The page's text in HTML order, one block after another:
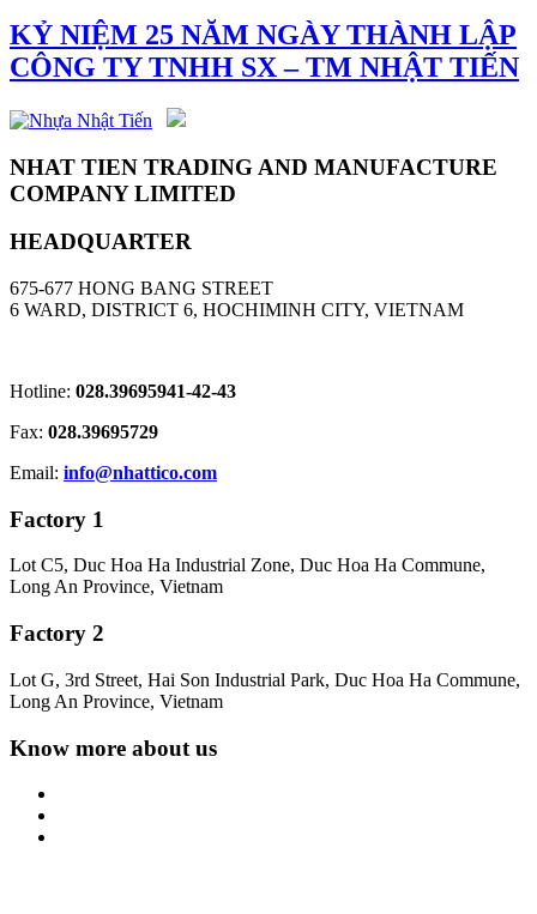
KỶ NIỆM 25 NĂM NGÀY THÀNH LẬP
CÔNG TY TNHH SX – TM NHẬT TIẾN
NHAT TIEN TRADING AND MANUFACTURE
COMPANY LIMITED
HEADQUARTER
675-677 HONG BANG STREET
6 WARD, DISTRICT 6, HOCHIMINH CITY, VIETNAM
Hotline: 028.39695941-42-43
Fax: 028.39695729
Email: info@nhattico.com
Factory 1
Lot C5, Duc Hoa Ha Industrial Zone, Duc Hoa Ha Commune,
Long An Province, Vietnam
Factory 2
Lot G, 3rd Street, Hai Son Industrial Park, Duc Hoa Ha Commune,
Long An Province, Vietnam
Know more about us